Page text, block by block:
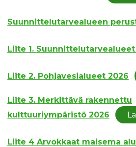
Suunnittelutarvealueen
Liite 1. Suunnittelutarvealueet
Liite 2. Pohjavesialueet 2026
Liite 3. Merkittävä rakennettu
kulttuuriympäristö 2026
Liite 4 Arvokkaat maisema